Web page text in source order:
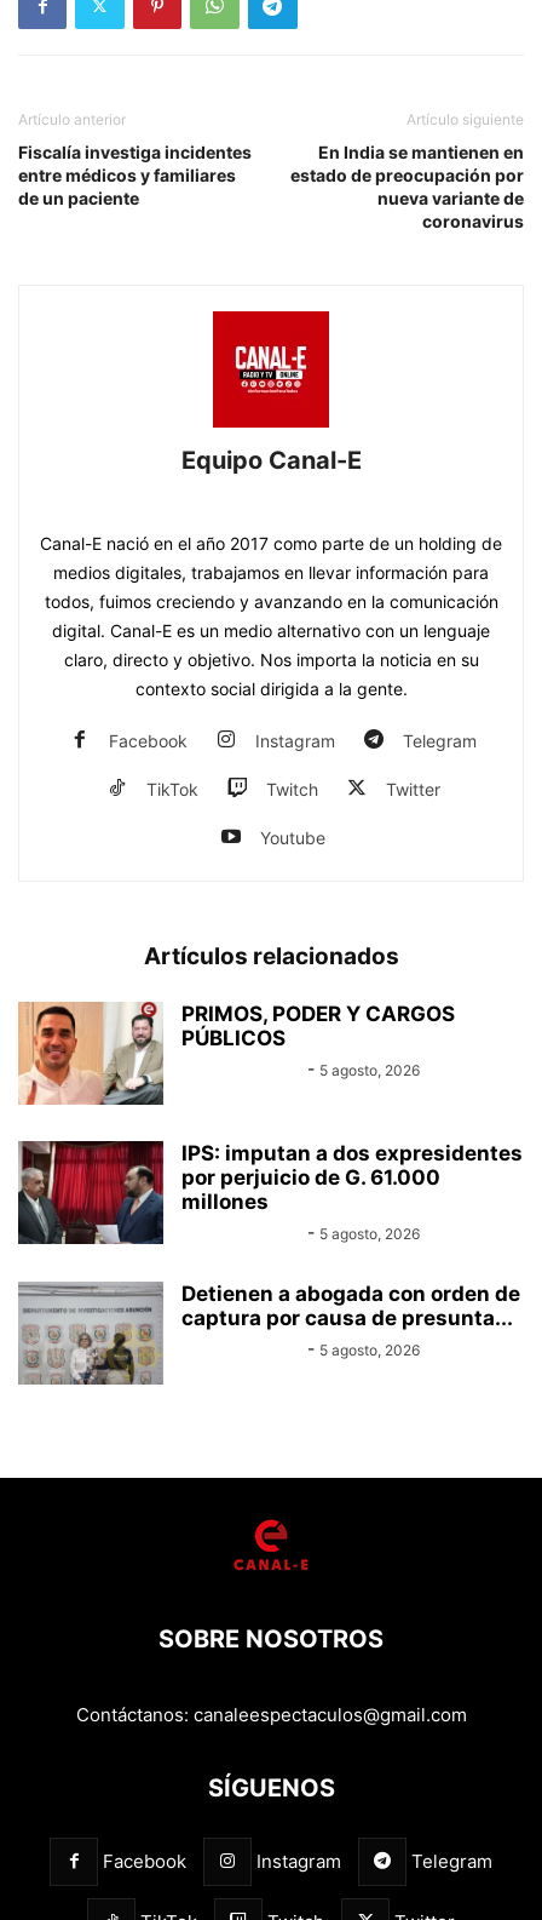
Artículo anterior
Fiscalía investiga incidentes
entre médicos y familiares
de un paciente
Artículo siguiente
En India se mantienen en
estado de preocupación por
nueva variante de
coronavirus
Equipo Canal-E
Canal-E nació en el año 2017 como parte de un holding de
medios digitales, trabajamos en llevar información para
todos, fuimos creciendo y avanzando en la comunicación
digital. Canal-E es un medio alternativo con un lenguaje
claro, directo y objetivo. Nos importa la noticia en su
contexto social dirigida a la gente.
Facebook Instagram Telegram
TikTok Twitch Twitter
Youtube
Artículos relacionados
PRIMOS, PODER Y CARGOS
PÚBLICOS
- 5 agosto, 2026
IPS: imputan a dos expresidentes
por perjuicio de G. 61.000
millones
- 5 agosto, 2026
Detienen a abogada con orden de
captura por causa de presunta...
- 5 agosto, 2026
SOBRE NOSOTROS
Contáctanos: canaleespectaculos@gmail.com
SÍGUENOS
Facebook Instagram Telegram